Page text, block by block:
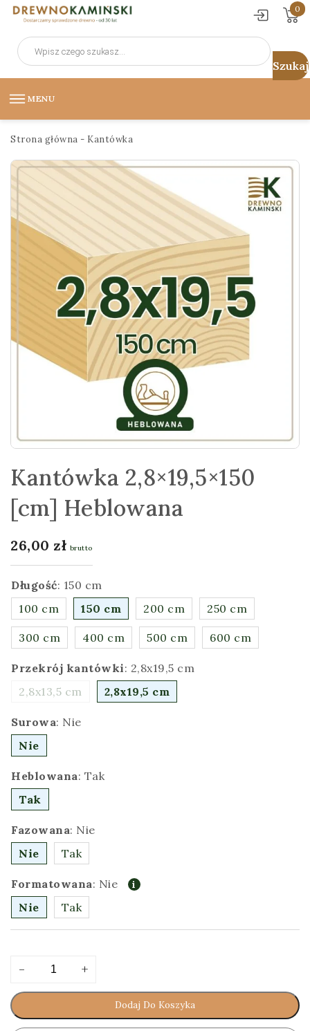
0
Wyszukiwarka
produktów
MENU
Strona główna - Kantówka
Kantówka 2,8×19,5×150
[cm] Heblowana
26,00 zł brutto
Długość: 150 cm
100 cm
150 cm 200 cm 250 cm
300 cm 400 cm 500 cm 600 cm
Przekrój kantówki: 2,8x19,5 cm
2,8x13,5 cm
2,8x19,5 cm
Surowa: Nie
Nie
Heblowana: Tak
Tak
Fazowana: Nie
Nie
Tak
Formatowana: Nie
Nie
Tak
-
Kantówka
2,8x19,5x150
[cm]
Heblowana
+
Dodaj Do Koszyka
Alternative: